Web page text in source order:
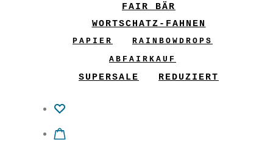
FAIR BÄR
WORTSCHATZ-FAHNEN
PAPIER
RAINBOWDROPS
ABFAIRKAUF
SUPERSALE REDUZIERT